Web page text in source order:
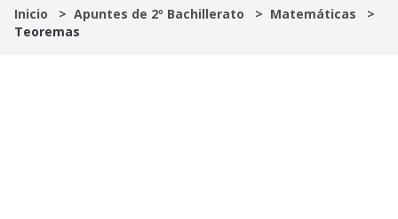
4º
E.S.O
Inicio Apuntes de 2º Bachillerato
Matemáticas
Teoremas